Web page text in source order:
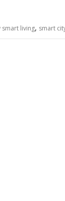
smart living, smart